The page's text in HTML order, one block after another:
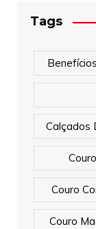
Tags
Calçados
Couro
Couro
Couro